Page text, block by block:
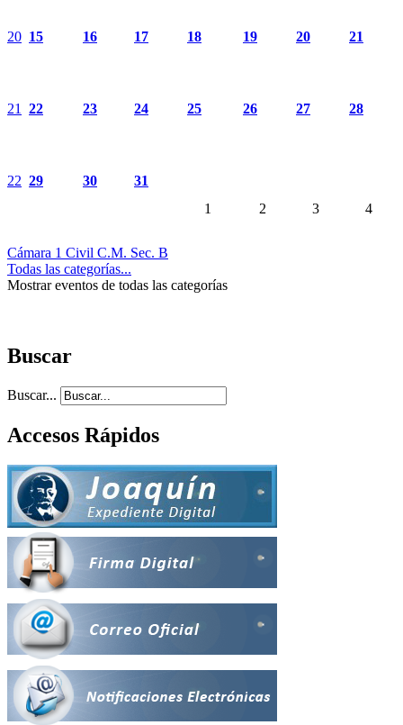
20 15 16 17 18 19 20 21
21 22 23 24 25 26 27 28
22 29 30
31
1
2 3 4
Cámara 1 Civil C.M. Sec. B
Todas las categorías...
Mostrar eventos de todas las categorías
Buscar
Buscar...
Accesos Rápidos